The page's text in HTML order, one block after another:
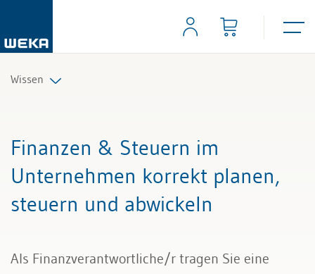
Wissen
Management
Führung & Kompetenzen
Finanzen & Steuern im
Unternehmen korrekt planen,
steuern und abwickeln
Als Finanzverantwortliche/r tragen Sie eine